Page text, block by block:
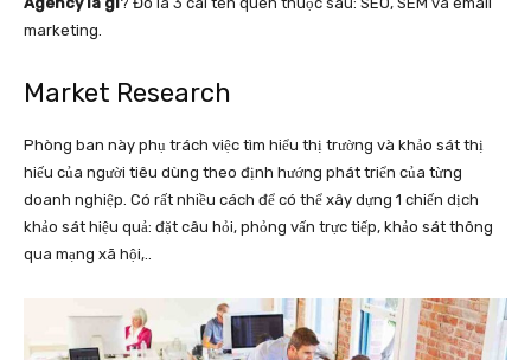
marketing.
Market Research
Phòng ban này phụ trách việc tìm hiểu thị trường và khảo sát thị
hiếu của người tiêu dùng theo định hướng phát triển của từng
doanh nghiệp. Có rất nhiều cách để có thể xây dựng 1 chiến dịch
khảo sát hiệu quả: đặt câu hỏi, phỏng vấn trực tiếp, khảo sát thông
qua mạng xã hội,..